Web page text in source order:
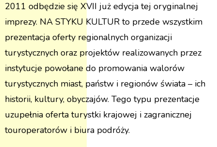
2011 odbędzie się XVII już edycja tej oryginalnej
imprezy. NA STYKU KULTUR to przede wszystkim
prezentacja oferty regionalnych organizacji
turystycznych oraz projektów realizowanych przez
instytucje powołane do promowania walorów
turystycznych miast, państw i regionów świata – ich
historii, kultury, obyczajów. Tego typu prezentacje
uzupełnia oferta turystki krajowej i zagranicznej
touroperatorów i biura podróży.